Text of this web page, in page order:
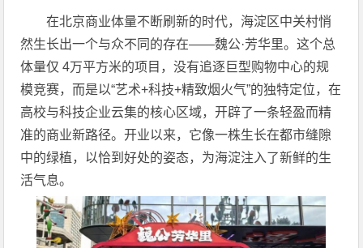
在北京商业体量不断刷新的时代，海淀区中关村悄
然生长出一个与众不同的存在——魏公·芳华里。这个总
体量仅 4万平方米的项目，没有追逐巨型购物中心的规
模竞赛，而是以“艺术+科技+精致烟火气”的独特定位，在
高校与科技企业云集的核心区域，开辟了一条轻盈而精
准的商业新路径。开业以来，它像一株生长在都市缝隙
中的绿植，以恰到好处的姿态，为海淀注入了新鲜的生
活气息。